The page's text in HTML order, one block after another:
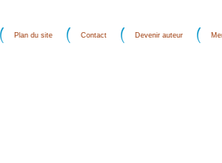
Plan du site Contact Devenir auteur